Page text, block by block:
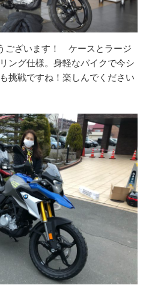
ございます！ ケースとラージ
ング仕様。身軽なバイクで今シ
挑戦ですね！楽しんでください